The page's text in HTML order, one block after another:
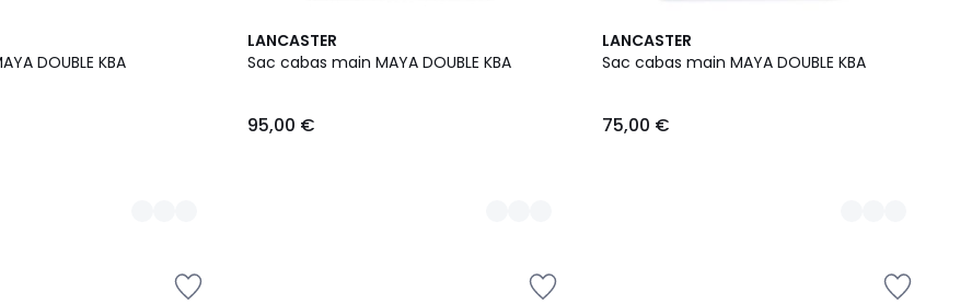
DOUBLE KBA
LANCASTER
Sac cabas main MAYA DOUBLE KBA
95,00 €
7
Couleurs
LANCASTER
Sac cabas main MAYA DOUBLE KBA
75,00 €
7
Couleurs